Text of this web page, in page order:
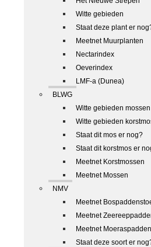
Witte gebieden
Staat deze plant er
Meetnet Muurplanten
Nectarindex
Oeverindex
LMF-a (Dunea)
BLWG
Witte gebieden mossen
Witte gebieden
Staat dit mos er nog?
Staat dit korstmos er
Meetnet Korstmossen
Meetnet Mossen
NMV
Meetnet
Meetnet
Meetnet
Staat deze soort er